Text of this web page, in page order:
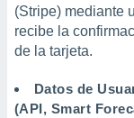
(Stripe) mediante
recibe la
de la tarjeta.
Datos de
(API, Smart